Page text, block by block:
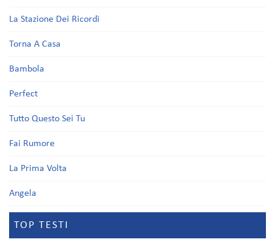
La Stazione Dei Ricordi
Torna A Casa
Bambola
Perfect
Tutto Questo Sei Tu
Fai Rumore
La Prima Volta
Angela
TOP TESTI